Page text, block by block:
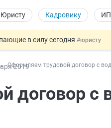
Юристу Кадровику ИП
в силу сегодня #юристу
вкладов физлиц из
могут заменить банковской
Оформляем трудовой договор с
аря2019
договор с